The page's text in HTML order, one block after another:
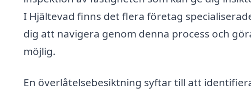
I Hjältevad finns det flera företag
dig att navigera genom denna process och
möjlig.
En överlåtelsebesiktning syftar till att